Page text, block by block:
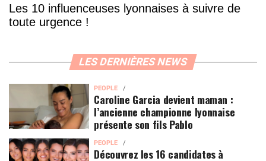
Les 10 influenceuses lyonnaises à suivre de
toute urgence !
LES DERNIÈRES NEWS
PEOPLE
Caroline Garcia devient maman :
l’ancienne championne lyonnaise
présente son fils Pablo
PEOPLE
Découvrez les 16 candidates à